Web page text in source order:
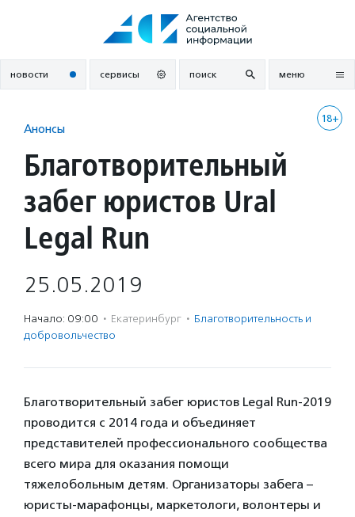
новости сервисы поиск меню
18+
Анонсы
Благотворительный
забег юристов Ural
Legal Run
25.05.2019
Начало: 09:00 · Екатеринбург · Благотвори­тель­ность и
доброволь­чест­во
Благотворительный забег юристов Legal Run-2019
проводится c 2014 года и объединяет
представителей профессионального сообщества
всего мира для оказания помощи
тяжелобольным детям. Организаторы забега –
юристы-марафонцы, маркетологи, волонтеры и